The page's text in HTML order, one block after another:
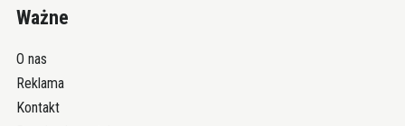
Ważne
O nas
Reklama
Kontakt